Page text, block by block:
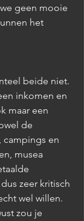
geen mooie
het
beide niet.
inkomen en
maar een
de
campings en
musea
zeer kritisch
wel willen.
zou je